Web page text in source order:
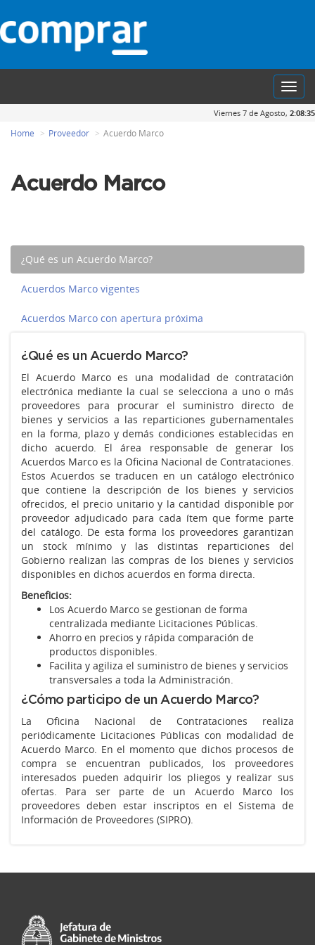
Viernes 7 de Agosto, 2:08:35
Home Proveedor Acuerdo Marco
Acuerdo Marco
¿Qué es un Acuerdo Marco?
Acuerdos Marco vigentes
Acuerdos Marco con apertura próxima
¿Qué es un Acuerdo Marco?
El Acuerdo Marco es una modalidad de contratación
electrónica mediante la cual se selecciona a uno o más
proveedores para procurar el suministro directo de
bienes y servicios a las reparticiones gubernamentales
en la forma, plazo y demás condiciones establecidas en
dicho acuerdo. El área responsable de generar los
Acuerdos Marco es la Oficina Nacional de Contrataciones.
Estos Acuerdos se traducen en un catálogo electrónico
que contiene la descripción de los bienes y servicios
ofrecidos, el precio unitario y la cantidad disponible por
proveedor adjudicado para cada ítem que forme parte
del catálogo. De esta forma los proveedores garantizan
un stock mínimo y las distintas reparticiones del
Gobierno realizan las compras de los bienes y servicios
disponibles en dichos acuerdos en forma directa.
Beneficios:
Los Acuerdo Marco se gestionan de forma
centralizada mediante Licitaciones Públicas.
Ahorro en precios y rápida comparación de
productos disponibles.
Facilita y agiliza el suministro de bienes y servicios
transversales a toda la Administración.
¿Cómo participo de un Acuerdo Marco?
La Oficina Nacional de Contrataciones realiza
periódicamente Licitaciones Públicas con modalidad de
Acuerdo Marco. En el momento que dichos procesos de
compra se encuentran publicados, los proveedores
interesados pueden adquirir los pliegos y realizar sus
ofertas. Para ser parte de un Acuerdo Marco los
proveedores deben estar inscriptos en el Sistema de
Información de Proveedores (SIPRO).